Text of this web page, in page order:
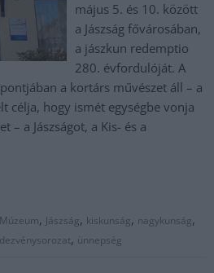
május 5. és 10. között
a Jászság fővárosában,
a jászkun redemptio
280. évfordulóját. A
a kortárs művészet áll – a
célja, hogy ismét egységbe vonja
– a Jászságot, a Kis- és a
, Jászság, kiskunság, nagykunság,
, ünnepség